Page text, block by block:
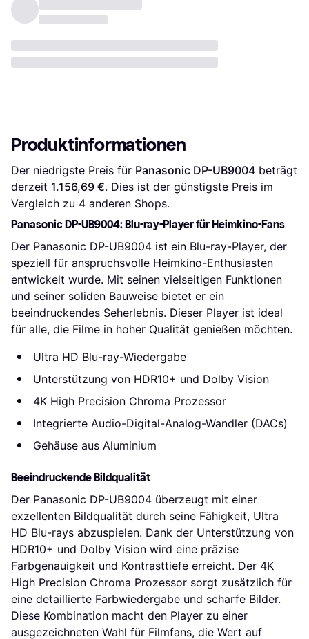
Produktinformationen
Der niedrigste Preis für Panasonic DP-UB9004 beträgt
derzeit 1.156,69 €. Dies ist der günstigste Preis im
Vergleich zu 4 anderen Shops.
Panasonic DP-UB9004: Blu-ray-Player für Heimkino-Fans
Der Panasonic DP-UB9004 ist ein Blu-ray-Player, der
speziell für anspruchsvolle Heimkino-Enthusiasten
entwickelt wurde. Mit seinen vielseitigen Funktionen
und seiner soliden Bauweise bietet er ein
beeindruckendes Seherlebnis. Dieser Player ist ideal
für alle, die Filme in hoher Qualität genießen möchten.
Ultra HD Blu-ray-Wiedergabe
Unterstützung von HDR10+ und Dolby Vision
4K High Precision Chroma Prozessor
Integrierte Audio-Digital-Analog-Wandler (DACs)
Gehäuse aus Aluminium
Beeindruckende Bildqualität
Der Panasonic DP-UB9004 überzeugt mit einer
exzellenten Bildqualität durch seine Fähigkeit, Ultra
HD Blu-rays abzuspielen. Dank der Unterstützung von
HDR10+ und Dolby Vision wird eine präzise
Farbgenauigkeit und Kontrasttiefe erreicht. Der 4K
High Precision Chroma Prozessor sorgt zusätzlich für
eine detaillierte Farbwiedergabe und scharfe Bilder.
Diese Kombination macht den Player zu einer
ausgezeichneten Wahl für Filmfans, die Wert auf